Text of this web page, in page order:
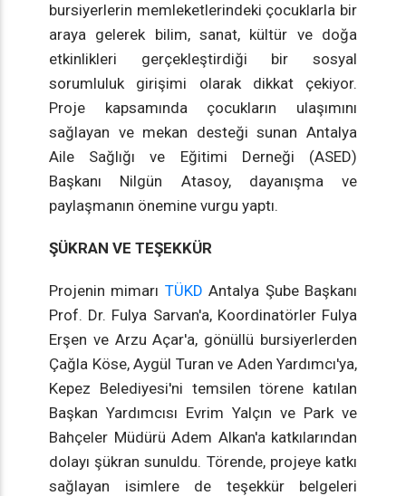
bursiyerlerin memleketlerindeki çocuklarla bir
araya gelerek bilim, sanat, kültür ve doğa
etkinlikleri gerçekleştirdiği bir sosyal
sorumluluk girişimi olarak dikkat çekiyor.
Proje kapsamında çocukların ulaşımını
sağlayan ve mekan desteği sunan Antalya
Aile Sağlığı ve Eğitimi Derneği (ASED)
Başkanı Nilgün Atasoy, dayanışma ve
paylaşmanın önemine vurgu yaptı.
ŞÜKRAN VE TEŞEKKÜR
Projenin mimarı TÜKDAntalya Şube Başkanı
Prof. Dr. Fulya Sarvan'a, Koordinatörler Fulya
Erşen ve Arzu Açar'a, gönüllü bursiyerlerden
Çağla Köse, Aygül Turan ve Aden Yardımcı'ya,
Kepez Belediyesi'ni temsilen törene katılan
Başkan Yardımcısı Evrim Yalçın ve Park ve
Bahçeler Müdürü Adem Alkan'a katkılarından
dolayı şükran sunuldu. Törende, projeye katkı
sağlayan isimlere de teşekkür belgeleri